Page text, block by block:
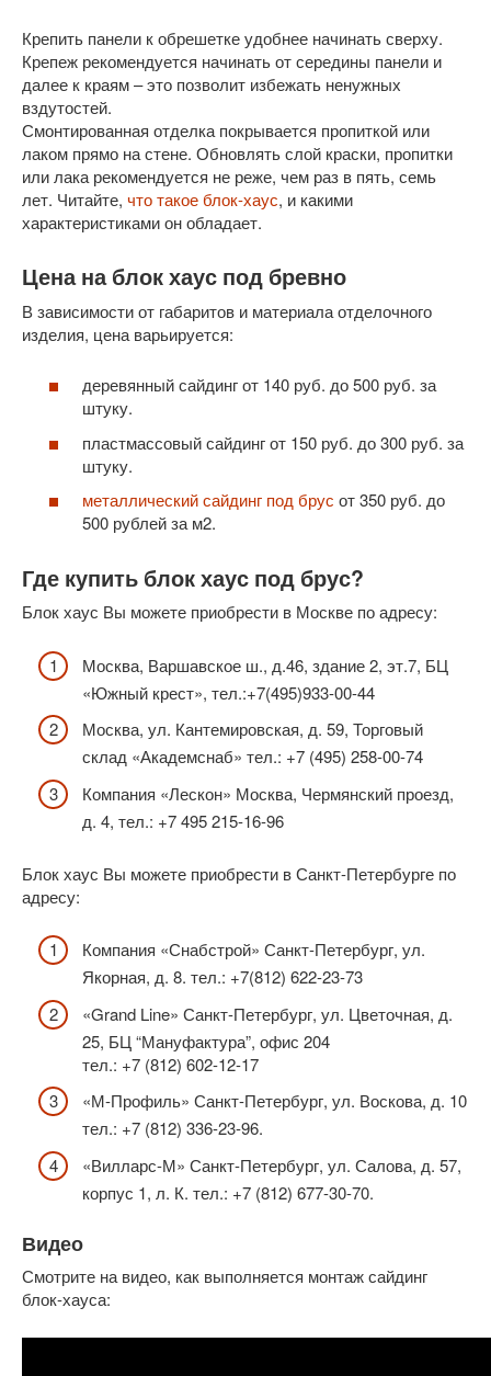
Крепить панели к обрешетке удобнее начинать сверху.
Крепеж рекомендуется начинать от середины панели и
далее к краям – это позволит избежать ненужных
вздутостей.
Смонтированная отделка покрывается пропиткой или
лаком прямо на стене. Обновлять слой краски, пропитки
или лака рекомендуется не реже, чем раз в пять, семь
лет. Читайте, что такое блок-хаус, и какими
характеристиками он обладает.
Цена на блок хаус под бревно
В зависимости от габаритов и материала отделочного
изделия, цена варьируется:
деревянный сайдинг от 140 руб. до 500 руб. за
штуку.
пластмассовый сайдинг от 150 руб. до 300 руб. за
штуку.
металлический сайдинг под брус от 350 руб. до
500 рублей за м2.
Где купить блок хаус под брус?
Блок хаус Вы можете приобрести в Москве по адресу:
Москва, Варшавское ш., д.46, здание 2, эт.7, БЦ
«Южный крест», тел.:+7(495)933-00-44
Москва, ул. Кантемировская, д. 59, Торговый
склад «Академснаб» тел.: +7 (495) 258-00-74
Компания «Лескон» Москва, Чермянский проезд,
д. 4, тел.: +7 495 215-16-96
Блок хаус Вы можете приобрести в Санкт-Петербурге по
адресу:
Компания «Снабстрой» Санкт-Петербург, ул.
Якорная, д. 8. тел.: +7(812) 622-23-73
«Grand Line» Санкт-Петербург, ул. Цветочная, д.
25, БЦ “Мануфактура”, офис 204
тел.: +7 (812) 602-12-17
«М-Профиль» Санкт-Петербург, ул. Воскова, д. 10
тел.: +7 (812) 336-23-96.
«Вилларс-М» Санкт-Петербург, ул. Салова, д. 57,
корпус 1, л. К. тел.: +7 (812) 677-30-70.
Видео
Смотрите на видео, как выполняется монтаж сайдинг
блок-хауса: